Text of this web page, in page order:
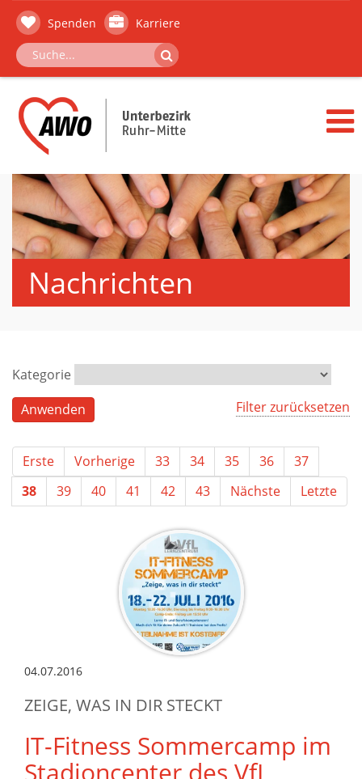
Spenden Karriere
Nachrichten
Kategorie
Filter zurücksetzen
Erste Vorherige 33 34 35 36
37
38
39 40 41 42 43 Nächste Letzte
04.07.2016
ZEIGE, WAS IN DIR STECKT
IT-Fitness Sommercamp im
Stadioncenter des VfL